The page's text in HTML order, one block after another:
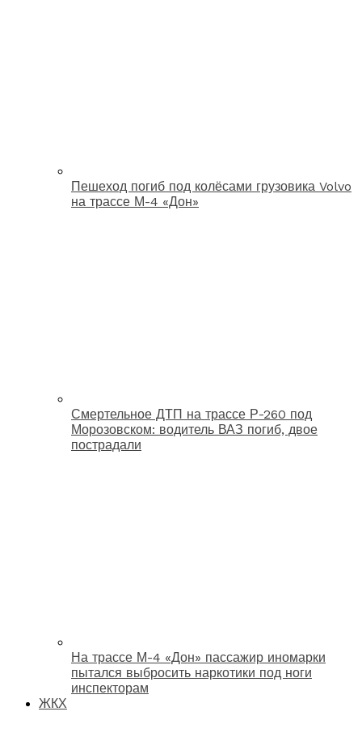
Пешеход погиб под колёсами грузовика Volvo
на трассе М-4 «Дон»
Смертельное ДТП на трассе Р-260 под
Морозовском: водитель ВАЗ погиб, двое
пострадали
На трассе М-4 «Дон» пассажир иномарки
пытался выбросить наркотики под ноги
инспекторам
ЖКХ